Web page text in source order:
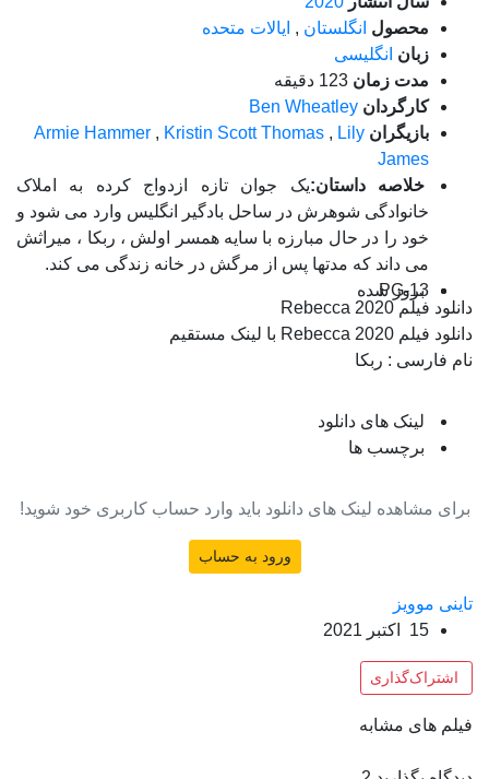
محصول انگلستان , ایالات متحده
زبان انگلیسی
مدت زمان 123 دقیقه
کارگردان Ben Wheatley
بازیگران
Armie Hammer , Kristin Scott Thomas , Lily
James
خلاصه داستان:یک جوان تازه ازدواج کرده به املاک
خانوادگی شوهرش در ساحل بادگیر انگلیس وارد می شود و
خود را در حال مبارزه با سایه همسر اولش ، ربکا ، میراثش
می داند که مدتها پس از مرگش در خانه زندگی می کند.
PG-13
بروز‌ شده
دانلود فیلم Rebecca 2020
دانلود فیلم Rebecca 2020 با لینک مستقیم
نام فارسی : ربکا
لینک های دانلود
برچسب ها
برای مشاهده لینک های دانلود باید وارد حساب کاربری خود شوید!
ورود به حساب
تاینی موویز
15 اکتبر 2021
اشتراک‌گذاری
فیلم های مشابه